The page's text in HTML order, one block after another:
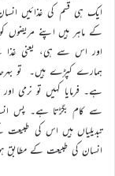
کے ماہر ہیں اپنے
اور اس سے ہی، یعنی
ہمارے کپڑے ہیں۔ تو
ہے۔ فرمایا کہیں تو نرمی
سے کام بگڑتا ہے۔ پس
تبدیلیاں ہیں اس کی
انسان کی طبیعت کے مطابق